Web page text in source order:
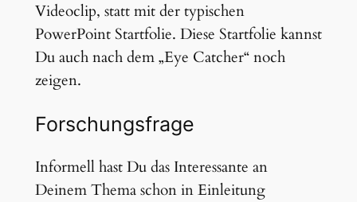
Videoclip, statt mit der typischen
PowerPoint Startfolie. Diese Startfolie kannst
Du auch nach dem „Eye Catcher“ noch
zeigen.
Forschungsfrage
Informell hast Du das Interessante an
Deinem Thema schon in Einleitung